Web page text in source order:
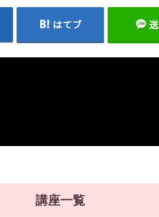
はてブ
講座一覧